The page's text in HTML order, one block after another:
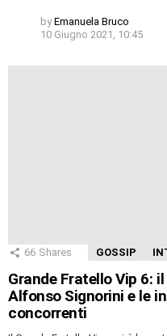
by Emanuela Bruco
10 Giugno 2021, 10:45
66 Shares GOSSIP
Grande Fratello Vip 6:
Alfonso Signorini e le
concorrenti